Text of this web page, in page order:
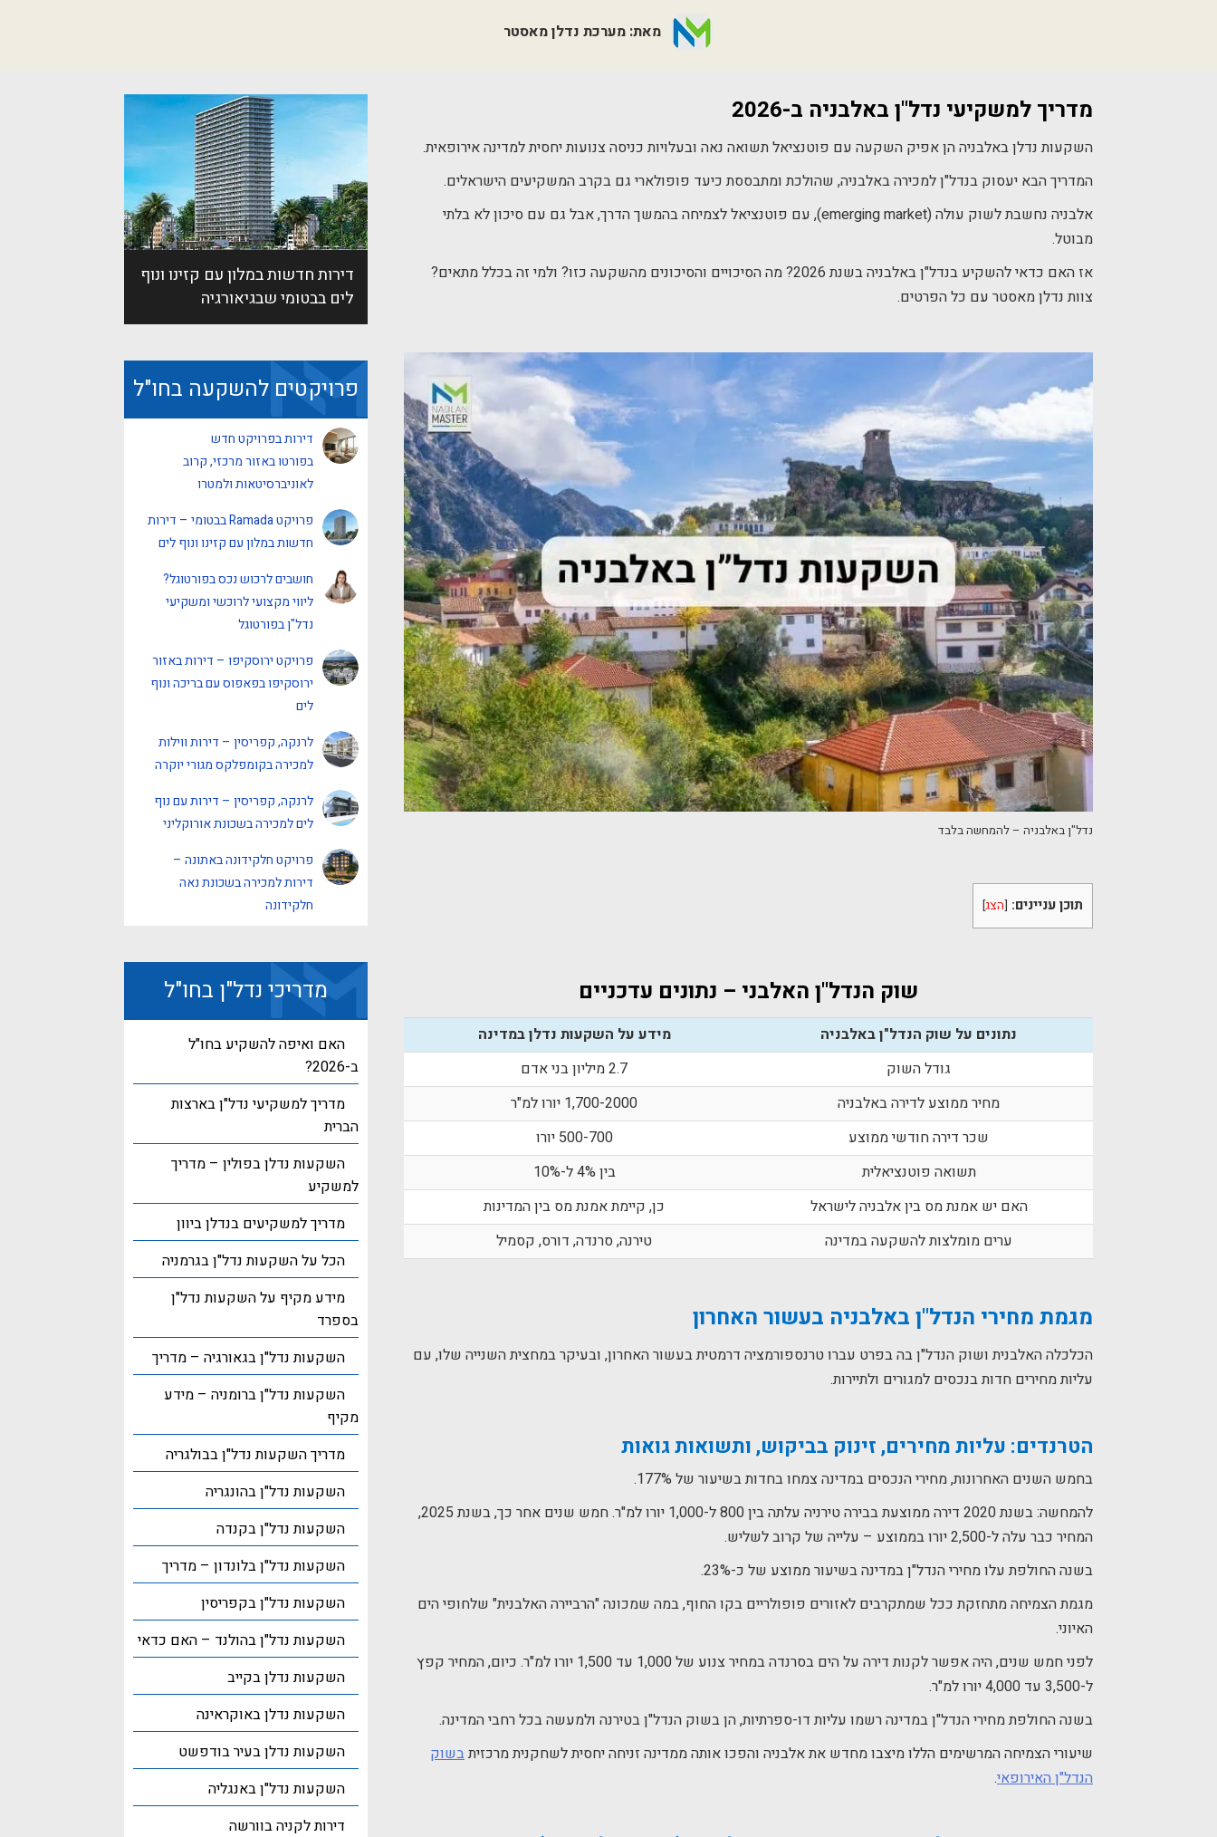
מאת: מערכת נדלן מאסטר
מדריך למשקיעי נדל"ן באלבניה ב-2026
השקעות נדלן באלבניה הן אפיק השקעה עם פוטנציאל תשואה נאה ובעלויות כניסה צנועות יחסית למדינה אירופאית.
המדריך הבא יעסוק בנדל"ן למכירה באלבניה, שהולכת ומתבססת כיעד פופולארי גם בקרב המשקיעים הישראלים.
אלבניה נחשבת לשוק עולה (emerging market), עם פוטנציאל לצמיחה בהמשך הדרך, אבל גם עם סיכון לא בלתי
מבוטל.
אז האם כדאי להשקיע בנדל"ן באלבניה בשנת 2026? מה הסיכויים והסיכונים מהשקעה כזו? ולמי זה בכלל מתאים?
צוות נדלן מאסטר עם כל הפרטים.
נדל"ן באלבניה – להמחשה בלבד
תוכן עניינים: [הצג]
שוק הנדל"ן האלבני – נתונים עדכניים
נתונים על שוק הנדל"ן באלבניה
מידע על השקעות נדלן במדינה
גודל השוק
2.7 מיליון בני אדם
מחיר ממוצע לדירה באלבניה
1,700-2000 יורו למ"ר
שכר דירה חודשי ממוצע
500-700 יורו
תשואה פוטנציאלית
בין 4% ל-10%
האם יש אמנת מס בין אלבניה לישראל
כן, קיימת אמנת מס בין המדינות
ערים מומלצות להשקעה במדינה
טירנה, סרנדה, דורס, קסמיל
מגמת מחירי הנדל"ן באלבניה בעשור האחרון
הכלכלה האלבנית ושוק הנדל"ן בה בפרט עברו טרנספורמציה דרמטית בעשור האחרון, ובעיקר במחצית השנייה שלו, עם
עליות מחירים חדות בנכסים למגורים ולתיירות.
הטרנדים: עליות מחירים, זינוק בביקוש, ותשואות גואות
בחמש השנים האחרונות, מחירי הנכסים במדינה צמחו בחדות בשיעור של 177%.
להמחשה: בשנת 2020 דירה ממוצעת בבירה טירניה עלתה בין 800 ל-1,000 יורו למ"ר. חמש שנים אחר כך, בשנת 2025,
המחיר כבר עלה ל-2,500 יורו בממוצע – עלייה של קרוב לשליש.
בשנה החולפת עלו מחירי הנדל"ן במדינה בשיעור ממוצע של כ-23%.
מגמת הצמיחה מתחזקת ככל שמתקרבים לאזורים פופולריים בקו החוף, במה שמכונה "הרביירה האלבנית" שלחופי הים
האיוני.
לפני חמש שנים, היה אפשר לקנות דירה על הים בסרנדה במחיר צנוע של 1,000 עד 1,500 יורו למ"ר. כיום, המחיר קפץ
ל-3,500 עד 4,000 יורו למ"ר.
בשנה החולפת מחירי הנדל"ן במדינה רשמו עליות דו-ספרתיות, הן בשוק הנדל"ן בטירנה ולמעשה בכל רחבי המדינה.
שיעורי הצמיחה המרשימים הללו מיצבו מחדש את אלבניה והפכו אותה ממדינה זניחה יחסית לשחקנית מרכזיתבשוק
הנדל"ן האירופאי.
דירות חדשות במלון עם קזינו ונוף
לים בבטומי שבגיאורגיה
פרויקטים להשקעה בחו"ל
דירות בפרויקט חדש
בפורטו באזור מרכזי, קרוב
לאוניברסיטאות ולמטרו
פרויקט Ramada בבטומי – דירות
חדשות במלון עם קזינו ונוף לים
חושבים לרכוש נכס בפורטוגל?
ליווי מקצועי לרוכשי ומשקיעי
נדל"ן בפורטוגל
פרויקט ירוסקיפו – דירות באזור
ירוסקיפו בפאפוס עם בריכה ונוף
לים
לרנקה, קפריסין – דירות ווילות
למכירה בקומפלקס מגורי יוקרה
לרנקה, קפריסין – דירות עם נוף
לים למכירה בשכונת אורוקליני
פרויקט חלקידונה באתונה –
דירות למכירה בשכונת נאה
חלקידונה
מדריכי נדל"ן בחו"ל
האם ואיפה להשקיע בחו"ל
ב-2026?
מדריך למשקיעי נדל"ן בארצות
הברית
השקעות נדלן בפולין – מדריך
למשקיע
מדריך למשקיעים בנדלן ביוון
הכל על השקעות נדל"ן בגרמניה
מידע מקיף על השקעות נדל"ן
בספרד
השקעות נדל"ן בגאורגיה – מדריך
השקעות נדל"ן ברומניה – מידע
מקיף
מדריך השקעות נדל"ן בבולגריה
השקעות נדל"ן בהונגריה
השקעות נדל"ן בקנדה
השקעות נדל"ן בלונדון – מדריך
השקעות נדל"ן בקפריסין
השקעות נדל"ן בהולנד – האם כדאי
השקעות נדלן בקייב
השקעות נדלן באוקראינה
השקעות נדלן בעיר בודפשט
השקעות נדל"ן באנגליה
דירות לקניה בוורשה